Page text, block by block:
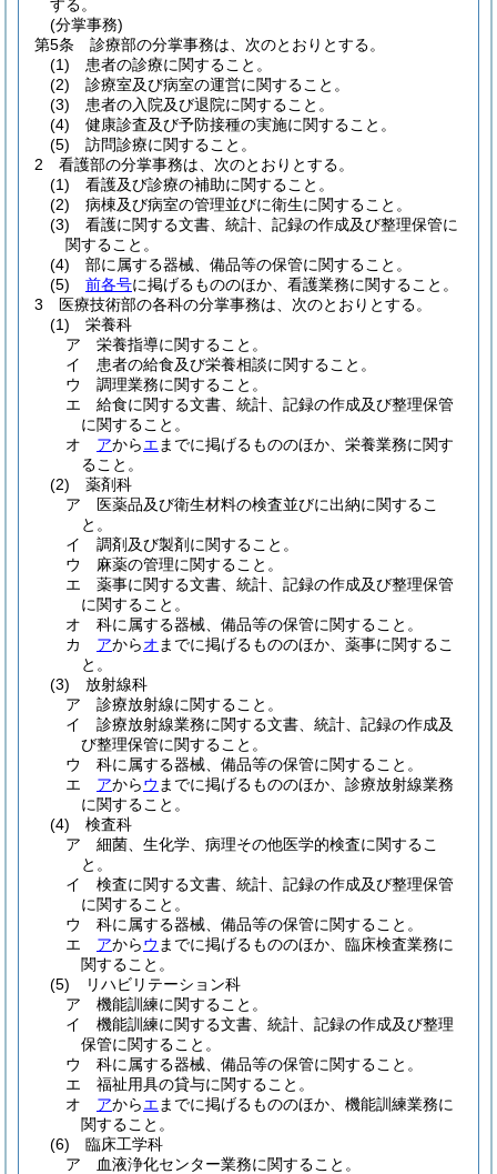
する。
(分掌事務)
第5条
診療部の分掌事務は、次のとおりとする。
(1)
患者の診療に関すること。
(2)
診療室及び病室の運営に関すること。
(3)
患者の入院及び退院に関すること。
(4)
健康診査及び予防接種の実施に関すること。
(5)
訪問診療に関すること。
2
看護部の分掌事務は、次のとおりとする。
(1)
看護及び診療の補助に関すること。
(2)
病棟及び病室の管理並びに衛生に関すること。
(3)
看護に関する文書、統計、記録の作成及び整理保管に
関すること。
(4)
部に属する器械、備品等の保管に関すること。
(5)
前各号に掲げるもののほか、看護業務に関すること。
3
医療技術部の各科の分掌事務は、次のとおりとする。
(1)
栄養科
ア
栄養指導に関すること。
イ
患者の給食及び栄養相談に関すること。
ウ
調理業務に関すること。
エ
給食に関する文書、統計、記録の作成及び整理保管
に関すること。
オ
アからエ までに掲げるもののほか、栄養業務に関す
ること。
(2)
薬剤科
ア
医薬品及び衛生材料の検査並びに出納に関するこ
と。
イ
調剤及び製剤に関すること。
ウ
麻薬の管理に関すること。
エ
薬事に関する文書、統計、記録の作成及び整理保管
に関すること。
オ
科に属する器械、備品等の保管に関すること。
カ
アからオ までに掲げるもののほか、薬事に関するこ
と。
(3)
放射線科
ア
診療放射線に関すること。
イ
診療放射線業務に関する文書、統計、記録の作成及
び整理保管に関すること。
ウ
科に属する器械、備品等の保管に関すること。
エ
アからウ までに掲げるもののほか、診療放射線業務
に関すること。
(4)
検査科
ア
細菌、生化学、病理その他医学的検査に関するこ
と。
イ
検査に関する文書、統計、記録の作成及び整理保管
に関すること。
ウ
科に属する器械、備品等の保管に関すること。
エ
アからウ までに掲げるもののほか、臨床検査業務に
関すること。
(5)
リハビリテーション科
ア
機能訓練に関すること。
イ
機能訓練に関する文書、統計、記録の作成及び整理
保管に関すること。
ウ
科に属する器械、備品等の保管に関すること。
エ
福祉用具の貸与に関すること。
オ
アからエ までに掲げるもののほか、機能訓練業務に
関すること。
(6)
臨床工学科
ア
血液浄化センター業務に関すること。